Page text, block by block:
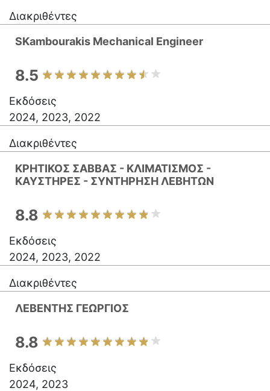
Διακριθέντες
SKambourakis Mechanical Engineer
8.5
Εκδόσεις
2024, 2023, 2022
Διακριθέντες
ΚΡΗΤΙΚΟΣ ΣΑΒΒΑΣ - ΚΛΙΜΑΤΙΣΜΟΣ -
ΚΑΥΣΤΗΡΕΣ - ΣΥΝΤΗΡΗΣΗ ΛΕΒΗΤΩΝ
8.8
Εκδόσεις
2024, 2023, 2022
Διακριθέντες
ΛΕΒΕΝΤΗΣ ΓΕΩΡΓΙΟΣ
8.8
Εκδόσεις
2024, 2023